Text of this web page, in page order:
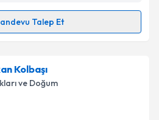
Talep Et
Talebi
Tanrıverdi
Size bu uzmandan randevu
hazırlandığında e-posta ile
Kolbaşı
ve Doğum